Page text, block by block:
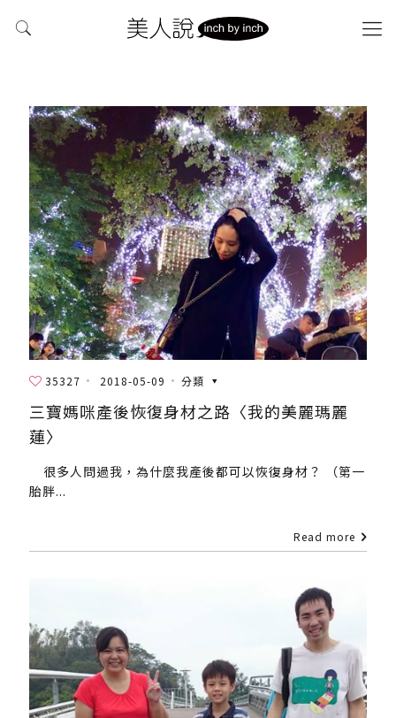
35327 2018-05-09 分類
三寶媽咪產後恢復身材之路〈我的美麗瑪麗
蓮〉
很多人問過我，為什麼我產後都可以恢復身材？ （第一
胎胖...
Read more